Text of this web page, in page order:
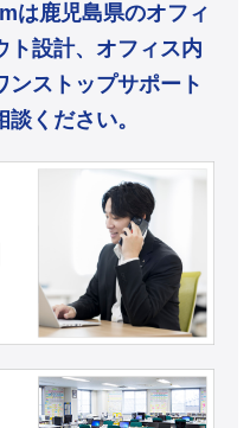
は鹿児島県のオフィ
ト設計、オフィス内
ンストップサポート
ください。